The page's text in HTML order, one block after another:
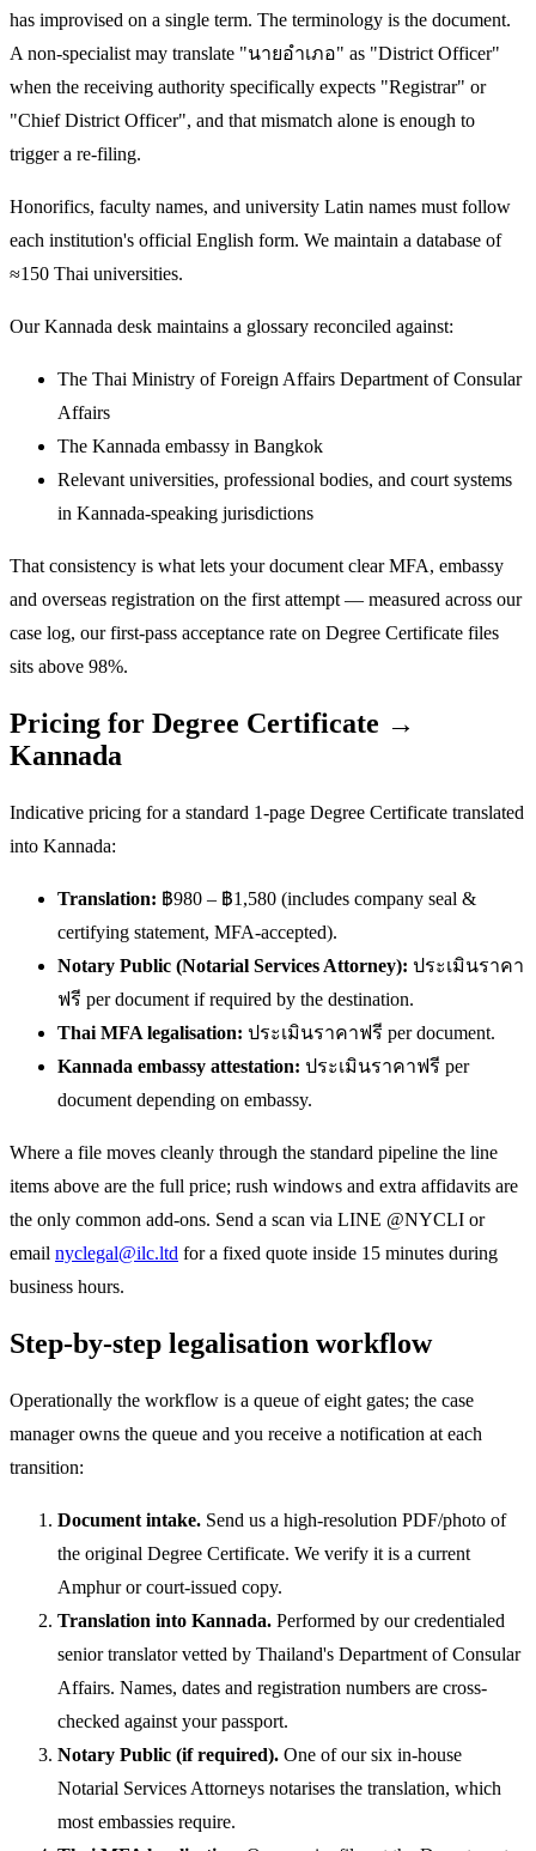
has improvised on a single term. The terminology is the document.
A non-specialist may translate "นายอำเภอ" as "District Officer"
when the receiving authority specifically expects "Registrar" or
"Chief District Officer", and that mismatch alone is enough to
trigger a re-filing.
Honorifics, faculty names, and university Latin names must follow
each institution's official English form. We maintain a database of
≈150 Thai universities.
Our Kannada desk maintains a glossary reconciled against:
The Thai Ministry of Foreign Affairs Department of Consular
Affairs
The Kannada embassy in Bangkok
Relevant universities, professional bodies, and court systems
in Kannada-speaking jurisdictions
That consistency is what lets your document clear MFA, embassy
and overseas registration on the first attempt — measured across our
case log, our first-pass acceptance rate on Degree Certificate files
sits above 98%.
Pricing for Degree Certificate →
Kannada
Indicative pricing for a standard 1-page Degree Certificate translated
into Kannada:
Translation: ฿980 – ฿1,580 (includes company seal &
certifying statement, MFA-accepted).
Notary Public (Notarial Services Attorney): ประเมินราคา
ฟรี per document if required by the destination.
Thai MFA legalisation: ประเมินราคาฟรี per document.
Kannada embassy attestation: ประเมินราคาฟรี per
document depending on embassy.
Where a file moves cleanly through the standard pipeline the line
items above are the full price; rush windows and extra affidavits are
the only common add-ons. Send a scan via LINE @NYCLI or
email nyclegal@ilc.ltd for a fixed quote inside 15 minutes during
business hours.
Step-by-step legalisation workflow
Operationally the workflow is a queue of eight gates; the case
manager owns the queue and you receive a notification at each
transition:
Document intake. Send us a high-resolution PDF/photo of
the original Degree Certificate. We verify it is a current
Amphur or court-issued copy.
Translation into Kannada. Performed by our credentialed
senior translator vetted by Thailand's Department of Consular
Affairs. Names, dates and registration numbers are cross-
checked against your passport.
Notary Public (if required). One of our six in-house
Notarial Services Attorneys notarises the translation, which
most embassies require.